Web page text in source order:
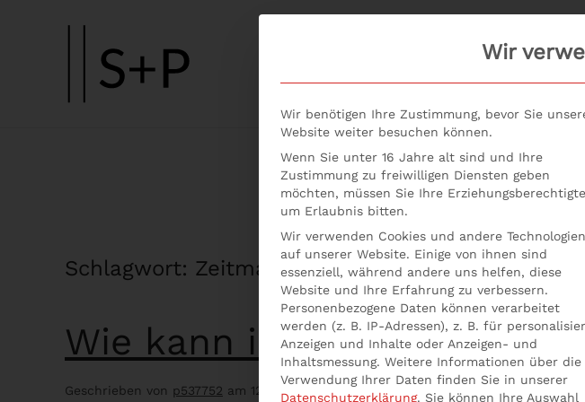
Skip to main content
Schlagwort: Zeitmanagement
Wie kann ich mein
Geschrieben von p537752 am 12. Mai 2021 . Veröffentlicht in Uncategorized
Wir
Wir benötigen Ihre Zustimmung, bevor Sie
Website weiter besuchen können.
Wenn Sie unter 16 Jahre alt sind und Ihre
Zustimmung zu freiwilligen Diensten geben
möchten, müssen Sie Ihre
um Erlaubnis bitten.
Wir verwenden Cookies und andere Technologien
auf unserer Website. Einige von ihnen sind
essenziell, während andere uns helfen, diese
Website und Ihre Erfahrung zu verbessern.
Personenbezogene Daten können verarbeitet
werden (z. B. IP-Adressen), z. B. für
Anzeigen und Inhalte oder Anzeigen- und
Inhaltsmessung. Weitere Informationen über die
Verwendung Ihrer Daten finden Sie in unserer
Datenschutzerklärung. Sie können Ihre Auswahl